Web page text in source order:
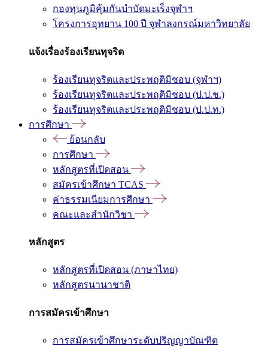
กองทุนภูมิคุ้มกันบำบัดมะเร็งจุฬาฯ
โครงการอุทยาน 100 ปี จุฬาลงกรณ์มหาวิทยาลัย
แจ้งเรื่องร้องเรียนทุจริต
ร้องเรียนทุจริตและประพฤติมิชอบ (จุฬาฯ)
ร้องเรียนทุจริตและประพฤติมิชอบ (ป.ป.ช.)
ร้องเรียนทุจริตและประพฤติมิชอบ (ป.ป.ท.)
การศึกษา
ย้อนกลับ
การศึกษา
หลักสูตรที่เปิดสอน
สมัครเข้าศึกษา TCAS
ค่าธรรมเนียมการศึกษา
คณะและสำนักวิชา
หลักสูตร
หลักสูตรที่เปิดสอน (ภาษาไทย)
หลักสูตรนานาชาติ
การสมัครเข้าศึกษา
การสมัครเข้าศึกษาระดับปริญญาบัณฑิต